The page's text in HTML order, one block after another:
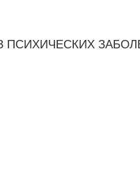
ПСИХИЧЕСКИХ